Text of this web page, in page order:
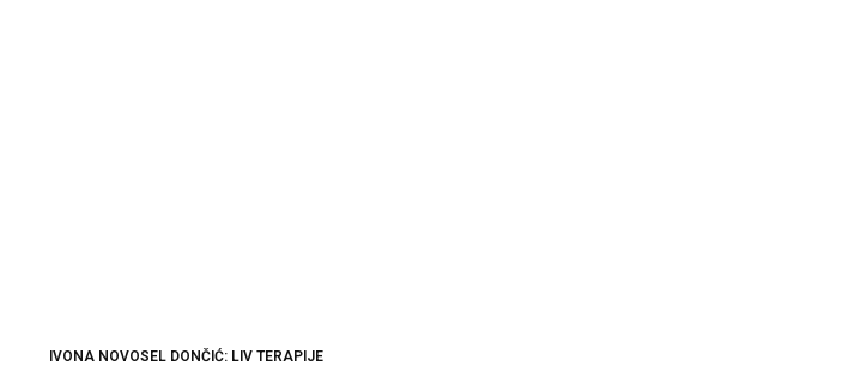
IVONA NOVOSEL DONČIĆ: LIV TERAPIJE